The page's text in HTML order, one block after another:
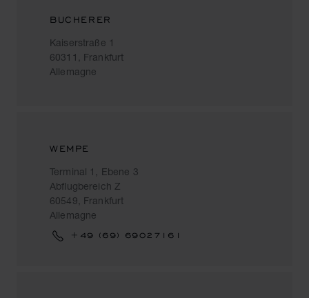
BUCHERER
Kaiserstraße 1
60311, Frankfurt
Allemagne
WEMPE
Terminal 1, Ebene 3
Abflugbereich Z
60549, Frankfurt
Allemagne
+49 (69) 69027161